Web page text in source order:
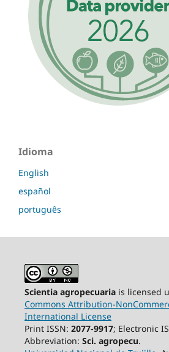
Idioma
English
español
português
Scientia agropecuariais licensed
Commons Attribution-
International License
Print ISSN: 2077-9917; Electronic
Abbreviation: Sci. agropecu.